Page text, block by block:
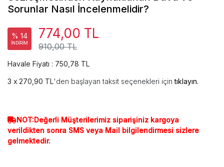
Sorunlar Nasıl İncelenmelidir?
% 14
İNDİRİM 910,00 TL
774,00 TL
Havale Fiyatı : 750,78 TL
270,90 TL'den başlayan taksit seçenekleri içintıklayın.
NOT:Değerli Müşterilerimiz siparişiniz kargoya
verildikten sonra SMS veya Mail bilgilendirmesi sizlere
gelmektedir.